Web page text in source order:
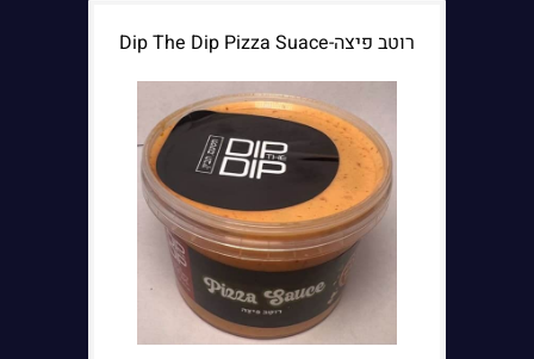
רוטב פיצה-Dip The Dip Pizza Suace